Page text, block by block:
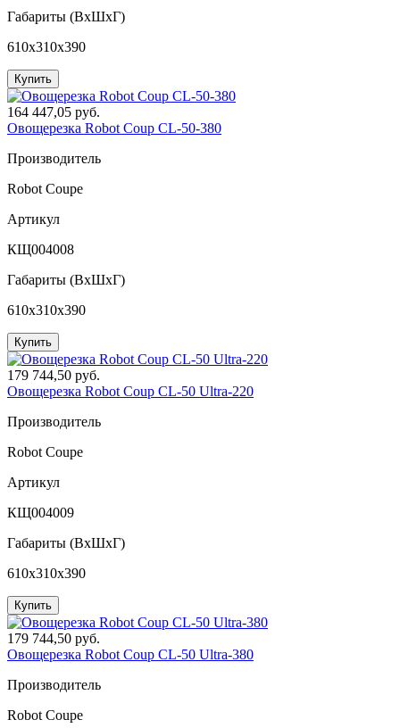
Габариты (ВxШxГ)
610x310x390
Купить
164 447,05 руб.
Овощерезка Robot Coup CL-50-380
Производитель
Robot Coupe
Артикул
КЩ004008
Габариты (ВxШxГ)
610x310x390
Купить
179 744,50 руб.
Овощерезка Robot Coup CL-50 Ultra-220
Производитель
Robot Coupe
Артикул
КЩ004009
Габариты (ВxШxГ)
610x310x390
Купить
179 744,50 руб.
Овощерезка Robot Coup CL-50 Ultra-380
Производитель
Robot Coupe